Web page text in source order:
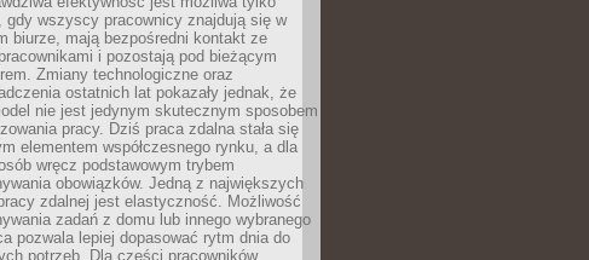
gdy wszyscy pracownicy znajdują się w
biurze, mają bezpośredni kontakt ze
i pozostają pod bieżącym
Zmiany technologiczne oraz
ostatnich lat pokazały jednak, że
nie jest jedynym skutecznym sposobem
pracy. Dziś praca zdalna stała się
elementem współczesnego rynku, a dla
wręcz podstawowym trybem
obowiązków. Jedną z największych
zdalnej jest elastyczność. Możliwość
zadań z domu lub innego wybranego
pozwala lepiej dopasować rytm dnia do
potrzeb. Dla części pracowników